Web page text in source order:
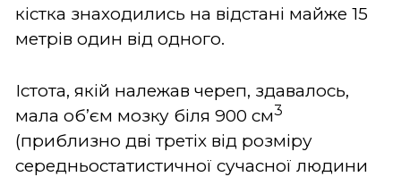
кістка знаходились на відстані майже 15
метрів один від одного.
Істота, якій належав череп, здавалось,
мала об’єм мозку біля 900 см3
(приблизно дві третіх від розміру
середньостатистичної сучасної людини